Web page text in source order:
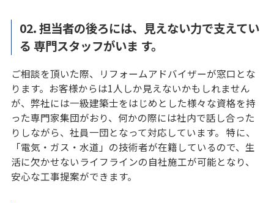
02. 担当者の後ろには、見えない力で支えてい
る 専門スタッフがいま す。
ご相談を頂いた際、リフォームアドバイザーが窓口とな
ります。お客様からは1人しか見えないかもしれません
が、弊社には一級建築士をはじめとした様々な資格を持
った専門家集団がおり、何かの際には社内で話し合った
りしながら、社員一団となって対応しています。 特に、
「電気・ガス・水道」の技術者が在籍しているので、生
活に欠かせないライフラインの自社施工が可能となり、
安心な工事提案ができます。